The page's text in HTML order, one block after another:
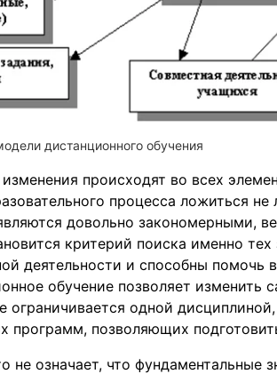
дистанционного обучения
происходят во всех
процесса ложиться
довольно закономерными,
критерий поиска именно
деятельности и способны
обучение позволяет изменить
ограничивается одной
программ, позволяющих
не означает, что фундаментальные